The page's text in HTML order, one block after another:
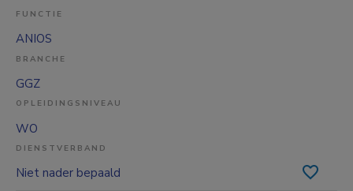
FUNCTIE
ANIOS
BRANCHE
GGZ
OPLEIDINGSNIVEAU
WO
DIENSTVERBAND
Niet nader bepaald